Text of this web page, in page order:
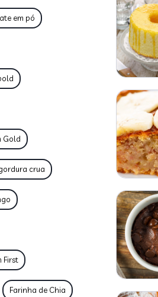
em pó
Gold
crua
First
Farinha de Chia